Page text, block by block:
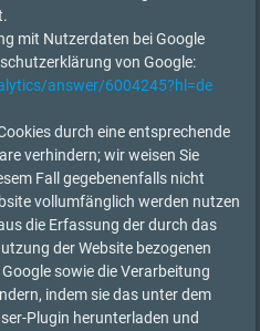
mit Nutzerdaten bei Google
von Google:
answer/6004245?hl=de
durch eine entsprechende
verhindern; wir weisen Sie
Fall gegebenenfalls nicht
vollumfänglich werden nutzen
die Erfassung der durch das
der Website bezogenen
sowie die Verarbeitung
indem sie das unter dem
Plugin herunterladen und